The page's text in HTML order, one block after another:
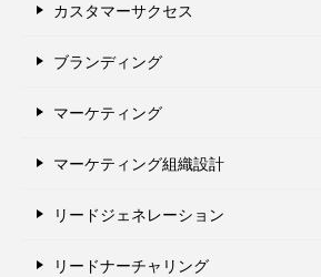
カスタマーサクセス
ブランディング
マーケティング
マーケティング組織設計
リードジェネレーション
リードナーチャリング